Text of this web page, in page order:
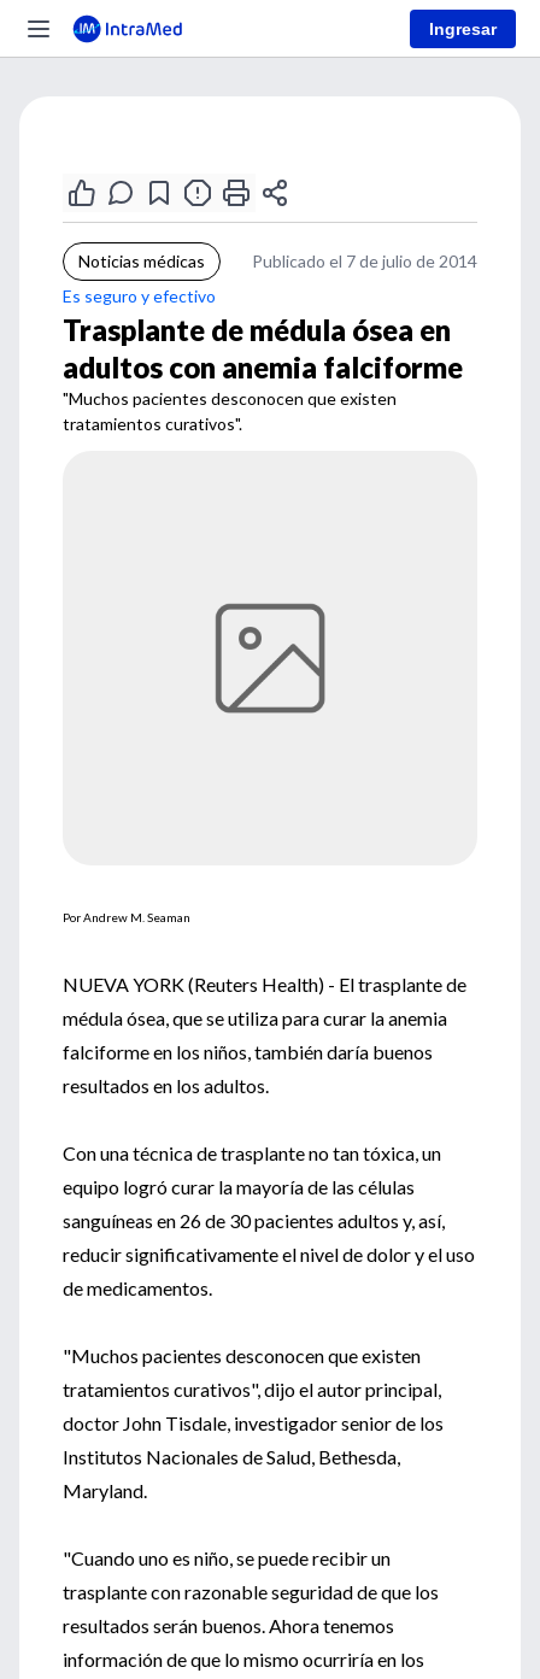
Ingresar
Noticias médicas
Publicado el 7 de julio de 2014
Es seguro y efectivo
Trasplante de médula ósea en
adultos con anemia falciforme
"Muchos pacientes desconocen que existen
tratamientos curativos".
Por Andrew M. Seaman
NUEVA YORK (Reuters Health) - El trasplante de
médula ósea, que se utiliza para curar la anemia
falciforme en los niños, también daría buenos
resultados en los adultos.
Con una técnica de trasplante no tan tóxica, un
equipo logró curar la mayoría de las células
sanguíneas en 26 de 30 pacientes adultos y, así,
reducir significativamente el nivel de dolor y el uso
de medicamentos.
"Muchos pacientes desconocen que existen
tratamientos curativos", dijo el autor principal,
doctor John Tisdale, investigador senior de los
Institutos Nacionales de Salud, Bethesda,
Maryland.
"Cuando uno es niño, se puede recibir un
trasplante con razonable seguridad de que los
resultados serán buenos. Ahora tenemos
información de que lo mismo ocurriría en los